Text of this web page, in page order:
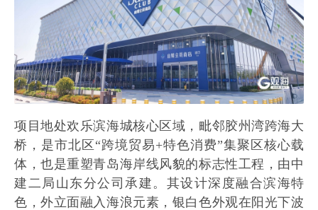
项目地处欢乐滨海城核心区域，毗邻胶州湾跨海大
桥，是市北区“跨境贸易+特色消费”集聚区核心载
体，也是重塑青岛海岸线风貌的标志性工程，由中
建二局山东分公司承建。其设计深度融合滨海特
色，外立面融入海浪元素，银白色外观在阳光下波